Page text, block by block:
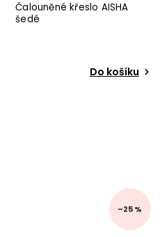
Čalouněné křeslo AISHA
šedé
Do košíku
–25 %